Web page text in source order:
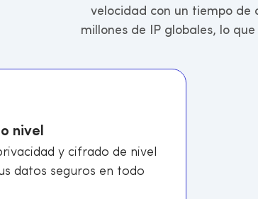
velocidad con un tiempo de
millones de IP globales, lo
nivel
y cifrado de nivel
datos seguros en todo